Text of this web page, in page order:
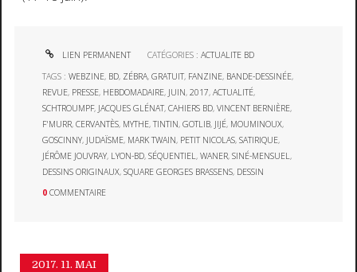
LIEN PERMANENT CATÉGORIES :ACTUALITE BD
TAGS :WEBZINE, BD, ZÉBRA,GRATUIT, FANZINE, BANDE-DESSINÉE,
REVUE, PRESSE, HEBDOMADAIRE, JUIN,2017,ACTUALITÉ,
SCHTROUMPF, JACQUES GLÉNAT,CAHIERS BD,VINCENT BERNIÈRE,
F'MURR,CERVANTÈS, MYTHE,TINTIN,GOTLIB, JIJÉ, MOUMINOUX,
GOSCINNY, JUDAÏSME, MARK TWAIN, PETIT NICOLAS,SATIRIQUE,
JÉRÔME JOUVRAY, LYON-BD,SÉQUENTIEL ,WANER,SINÉ-MENSUEL ,
DESSINS ORIGINAUX,SQUARE GEORGES BRASSENS, DESSIN
0 COMMENTAIRE
2017. 11. MAI